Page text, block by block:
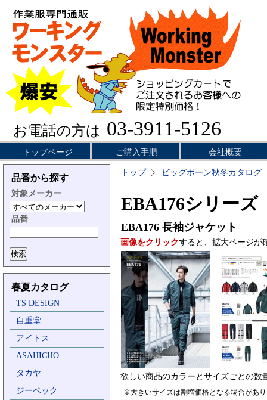
お電話の方は 03-3911-5126
トップページ ご購入手順 会社概要
品番から探す
対象メーカー
品番
春夏カタログ
TS DESIGN
自重堂
アイトス
ASAHICHO
タカヤ
ジーベック
トップ ビッグボーン秋冬カタログ
EBA176シリーズ
EBA176 長袖ジャケット
画像をクリックすると、拡大ページが
欲しい商品のカラーとサイズごとの数
※大きいサイズは割増価格となる場合があ